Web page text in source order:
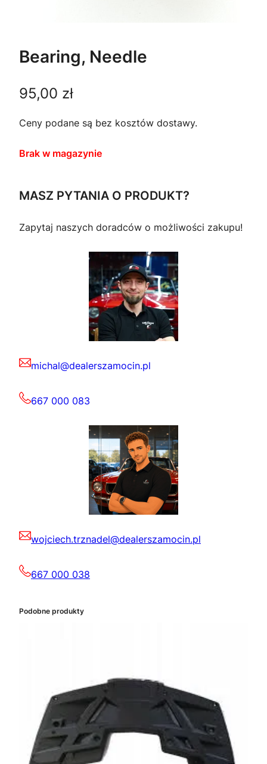
Bearing, Needle
95,00 zł
Ceny podane są bez kosztów dostawy.
Brak w magazynie
MASZ PYTANIA O PRODUKT?
Zapytaj naszych doradców o możliwości zakupu!
michal@dealerszamocin.pl
667 000 083
wojciech.trznadel@dealerszamocin.pl
667 000 038
Podobne produkty